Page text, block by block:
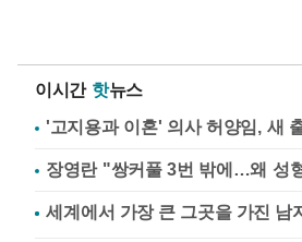
이시간 핫뉴스
'고지용과 이혼' 의사 허양임, 새
장영란 "쌍커풀 3번 밖에…왜 성